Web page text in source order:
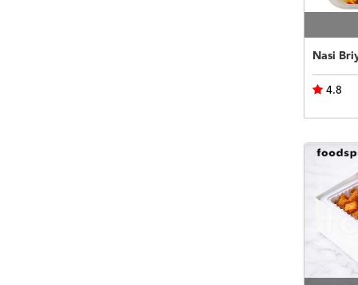
Nasi
4.8